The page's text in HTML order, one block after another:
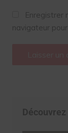
Enregistrer
navigateur